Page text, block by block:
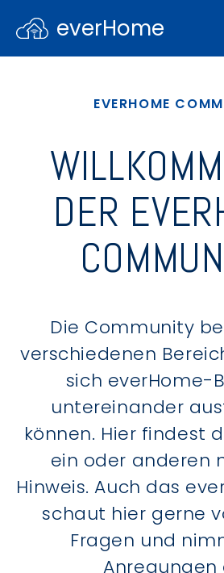
everHome
EVERHOME
DER
Die Community
verschiedenen
sich everHome-
untereinander
können. Hier findest
ein oder anderen
Hinweis. Auch das
schaut hier gerne
Fragen und
Anregungen